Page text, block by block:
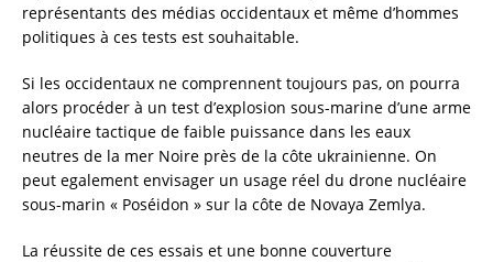
représentants des médias occidentaux et même d’hommes
politiques à ces tests est souhaitable.
Si les occidentaux ne comprennent toujours pas, on pourra
alors procéder à un test d’explosion sous-marine d’une arme
nucléaire tactique de faible puissance dans les eaux
neutres de la mer Noire près de la côte ukrainienne. On
peut egalement envisager un usage réel du drone nucléaire
sous-marin « Poséidon » sur la côte de Novaya Zemlya.
La réussite de ces essais et une bonne couverture